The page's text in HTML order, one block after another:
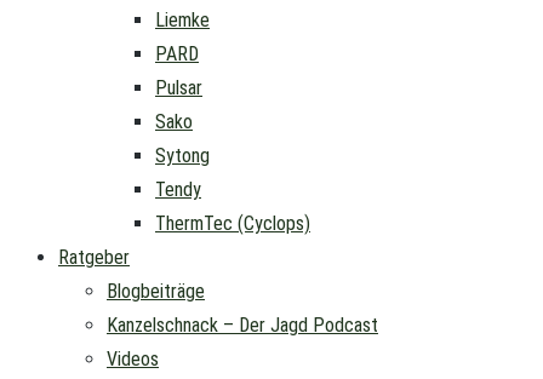
Liemke
PARD
Pulsar
Sako
Sytong
Tendy
ThermTec (Cyclops)
Ratgeber
Blogbeiträge
Kanzelschnack – Der Jagd Podcast
Videos